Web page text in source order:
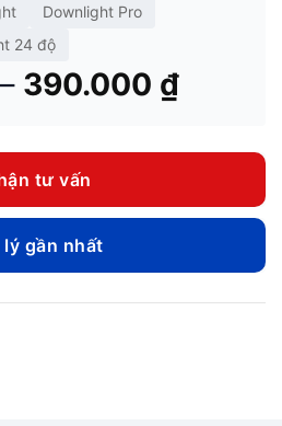
Downlight Pro
24 độ
– 390.000 ₫
từ
đến
tư vấn
gần nhất